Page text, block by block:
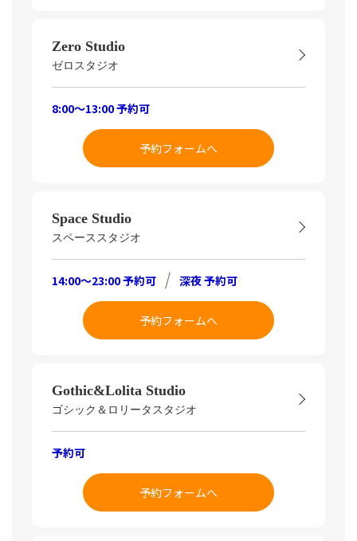
Zero Studio
ゼロスタジオ
8:00～13:00 予約可
予約フォームへ
Space Studio
スペーススタジオ
14:00～23:00 予約可 深夜 予約可
予約フォームへ
Gothic&Lolita Studio
ゴシック＆ロリータスタジオ
予約可
予約フォームへ